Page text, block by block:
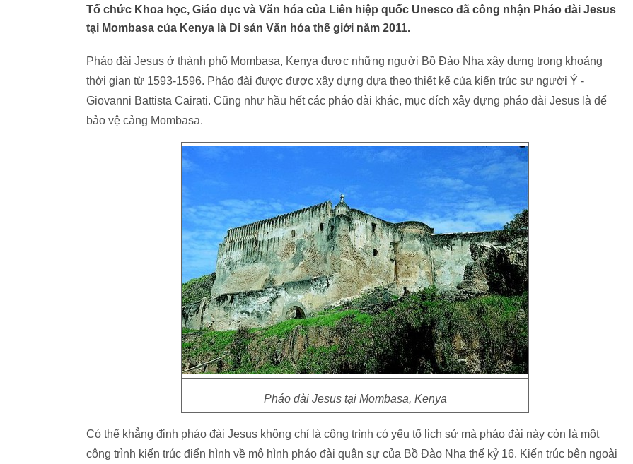
Tổ chức Khoa học, Giáo dục và Văn hóa của Liên hiệp quốc Unesco đã công nhận Pháo đài Jesus
tại Mombasa của Kenya là Di sản Văn hóa thế giới năm 2011.
Pháo đài Jesus ở thành phố Mombasa, Kenya được những người Bồ Đào Nha xây dựng trong khoảng
thời gian từ 1593-1596. Pháo đài được được xây dựng dựa theo thiết kế của kiến trúc sư người Ý -
Giovanni Battista Cairati. Cũng như hầu hết các pháo đài khác, mục đích xây dựng pháo đài Jesus là để
bảo vệ cảng Mombasa.
Pháo đài Jesus tại Mombasa, Kenya
Có thể khẳng định pháo đài Jesus không chỉ là công trình có yếu tố lịch sử mà pháo đài này còn là một
công trình kiến trúc điển hình về mô hình pháo đài quân sự của Bồ Đào Nha thế kỷ 16. Kiến trúc bên ngoài